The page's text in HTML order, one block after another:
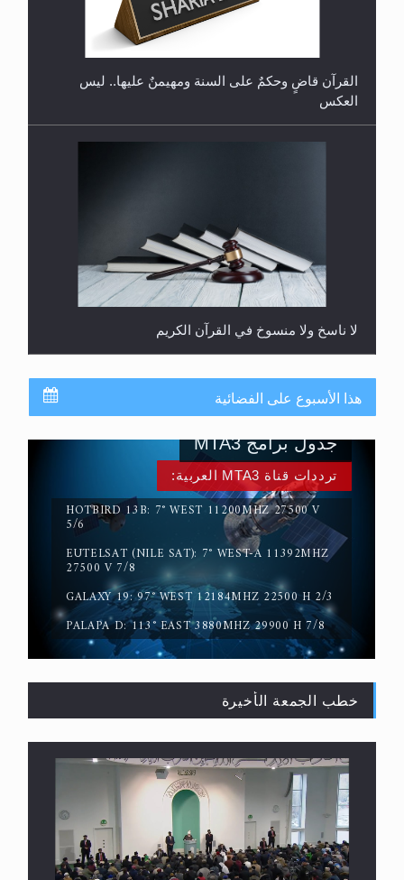
هل يُحسب حول الزكاة وفق السنة الميلادية أو الهجرية؟
لا ناسخ ولا منسوخ في القرآن الكريم
سورة التكوير تُنبئ بزمن بعثة المسيح الموعود عليه
السلام
حقيقة المسيح الدجال
هذا الأسبوع على الفضائية
ترددات قناة MTA3 العربية:
HOTBIRD 13B: 7° WEST 11200MHZ 27500 V
5/6
EUTELSAT (NILE SAT): 7° WEST-A 11392MHZ
27500 V 7/8
GALAXY 19: 97° WEST 12184MHZ 22500 H 2/3
PALAPA D: 113° EAST 3880MHZ 29900 H 7/8
جدول برامج MTA3
خطب الجمعة الأخيرة